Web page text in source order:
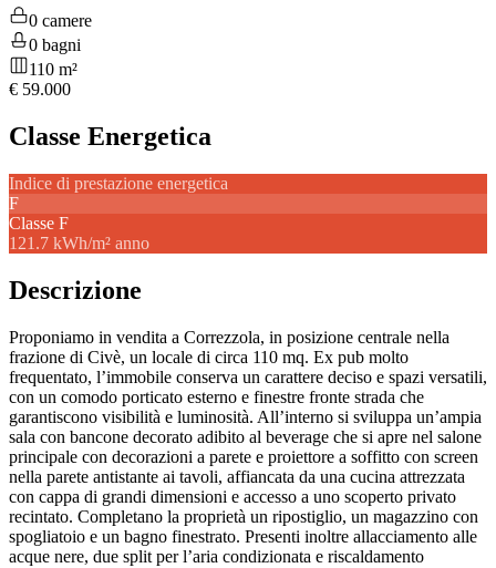
0 camere
0 bagni
110 m²
€ 59.000
Classe Energetica
Indice di prestazione energetica
F
Classe F
121.7 kWh/m² anno
Descrizione
Proponiamo in vendita a Correzzola, in posizione centrale nella
frazione di Civè, un locale di circa 110 mq. Ex pub molto
frequentato, l’immobile conserva un carattere deciso e spazi versatili,
con un comodo porticato esterno e finestre fronte strada che
garantiscono visibilità e luminosità. All’interno si sviluppa un’ampia
sala con bancone decorato adibito al beverage che si apre nel salone
principale con decorazioni a parete e proiettore a soffitto con screen
nella parete antistante ai tavoli, affiancata da una cucina attrezzata
con cappa di grandi dimensioni e accesso a uno scoperto privato
recintato. Completano la proprietà un ripostiglio, un magazzino con
spogliatoio e un bagno finestrato. Presenti inoltre allacciamento alle
acque nere, due split per l’aria condizionata e riscaldamento